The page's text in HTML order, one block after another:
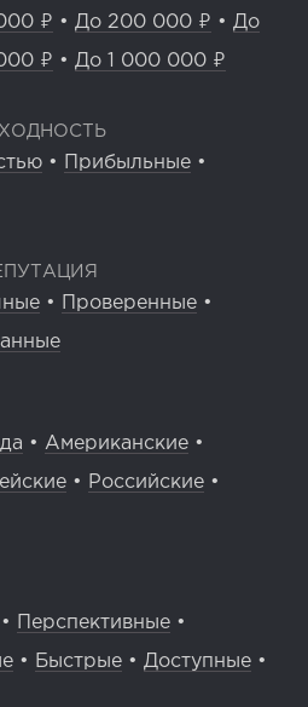
₽ • До 200 000 ₽ • До
₽ • До 1 000 000 ₽
• Прибыльные •
• Проверенные •
• Американские •
• Российские •
• Перспективные •
• Быстрые • Доступные •